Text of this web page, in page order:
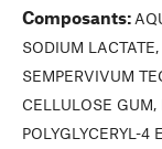
Composants:
SODIUM
SEMPERVIVUM
CELLULOSE GUM,
POLYGLYCERYL-4